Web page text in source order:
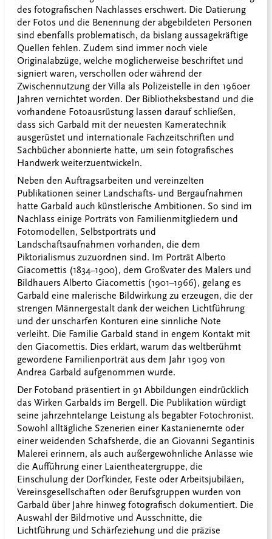
des fotografischen Nachlasses erschwert. Die Datierung
der Fotos und die Benennung der abgebildeten Personen
sind ebenfalls problematisch, da bislang aussagekräftige
Quellen fehlen. Zudem sind immer noch viele
Originalabzüge, welche möglicherweise beschriftet und
signiert waren, verschollen oder während der
Zwischennutzung der Villa als Polizeistelle in den 1960er
Jahren vernichtet worden. Der Bibliotheksbestand und die
vorhandene Fotoausrüstung lassen darauf schließen,
dass sich Garbald mit der neuesten Kameratechnik
ausgerüstet und internationale Fachzeitschriften und
Sachbücher abonnierte hatte, um sein fotografisches
Handwerk weiterzuentwickeln.
Neben den Auftragsarbeiten und vereinzelten
Publikationen seiner Landschafts- und Bergaufnahmen
hatte Garbald auch künstlerische Ambitionen. So sind im
Nachlass einige Porträts von Familienmitgliedern und
Fotomodellen, Selbstporträts und
Landschaftsaufnahmen vorhanden, die dem
Piktorialismus zuzuordnen sind. Im Porträt Alberto
Giacomettis (1834–1900), dem Großvater des Malers und
Bildhauers Alberto Giacomettis (1901–1966), gelang es
Garbald eine malerische Bildwirkung zu erzeugen, die der
strengen Männergestalt dank der weichen Lichtführung
und der unscharfen Konturen eine sinnliche Note
verleiht. Die Familie Garbald stand in engem Kontakt mit
den Giacomettis. Dies erklärt, warum das weltberühmt
gewordene Familienporträt aus dem Jahr 1909 von
Andrea Garbald aufgenommen wurde.
Der Fotoband präsentiert in 91 Abbildungen eindrücklich
das Wirken Garbalds im Bergell. Die Publikation würdigt
seine jahrzehntelange Leistung als begabter Fotochronist.
Sowohl alltägliche Szenerien einer Kastanienernte oder
einer weidenden Schafsherde, die an Giovanni Segantinis
Malerei erinnern, als auch außergewöhnliche Anlässe wie
die Aufführung einer Laientheatergruppe, die
Einschulung der Dorfkinder, Feste oder Arbeitsjubiläen,
Vereinsgesellschaften oder Berufsgruppen wurden von
Garbald über Jahre hinweg fotografisch dokumentiert. Die
Auswahl der Bildmotive und Ausschnitte, die
Lichtführung und Schärfeziehung und die präzise